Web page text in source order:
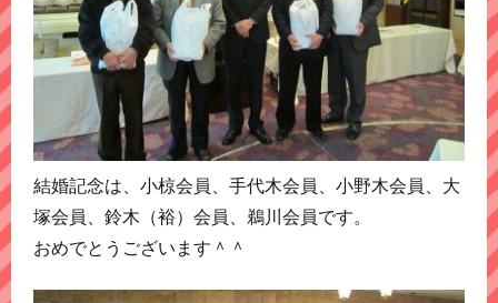
結婚記念は、小椋会員、手代木会員、小野木会員、大
塚会員、鈴木（裕）会員、鵜川会員です。
おめでとうございます＾＾